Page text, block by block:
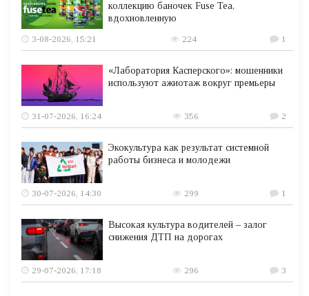
коллекцию баночек Fuse Tea,
вдохновленную
3-08-2026, 15:21
224 1
«Лаборатория Касперского»: мошенники
используют ажиотаж вокруг премьеры
31-07-2026, 16:24 356 2
Экокультура как результат системной
работы бизнеса и молодежи
30-07-2026, 14:30 299 1
Высокая культура водителей – залог
снижения ДТП на дорогах
29-07-2026, 17:18 296 3